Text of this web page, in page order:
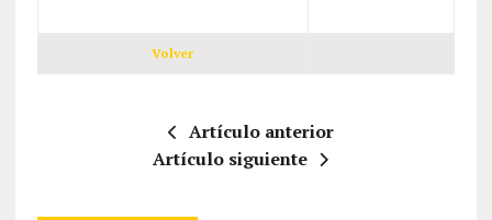
Volver
Artículo anterior
Artículo siguiente